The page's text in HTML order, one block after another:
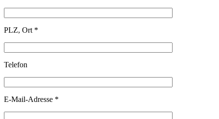
PLZ, Ort *
Telefon
E-Mail-Adresse *